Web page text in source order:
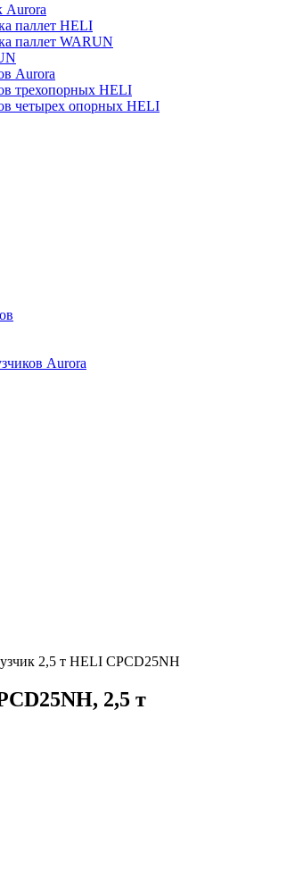
Aurora
паллет HELI
паллет WARUN
Aurora
трехопорных HELI
четырех опорных HELI
Aurora
2,5 т HELI CPCD25NH
2,5 т